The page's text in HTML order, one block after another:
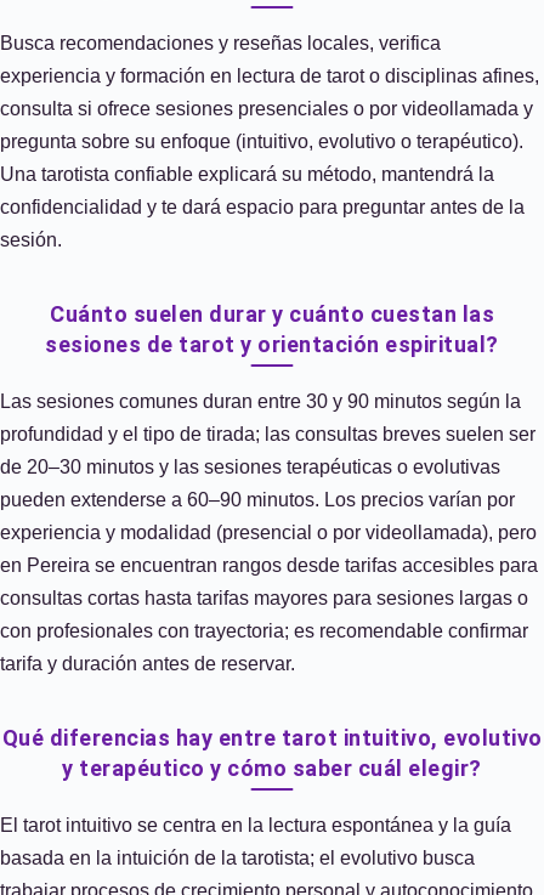
Busca recomendaciones y reseñas locales, verifica
experiencia y formación en lectura de tarot o disciplinas afines,
consulta si ofrece sesiones presenciales o por videollamada y
pregunta sobre su enfoque (intuitivo, evolutivo o terapéutico).
Una tarotista confiable explicará su método, mantendrá la
confidencialidad y te dará espacio para preguntar antes de la
sesión.
Cuánto suelen durar y cuánto cuestan las
sesiones de tarot y orientación espiritual?
Las sesiones comunes duran entre 30 y 90 minutos según la
profundidad y el tipo de tirada; las consultas breves suelen ser
de 20–30 minutos y las sesiones terapéuticas o evolutivas
pueden extenderse a 60–90 minutos. Los precios varían por
experiencia y modalidad (presencial o por videollamada), pero
en Pereira se encuentran rangos desde tarifas accesibles para
consultas cortas hasta tarifas mayores para sesiones largas o
con profesionales con trayectoria; es recomendable confirmar
tarifa y duración antes de reservar.
Qué diferencias hay entre tarot intuitivo, evolutivo
y terapéutico y cómo saber cuál elegir?
El tarot intuitivo se centra en la lectura espontánea y la guía
basada en la intuición de la tarotista; el evolutivo busca
trabajar procesos de crecimiento personal y autoconocimiento